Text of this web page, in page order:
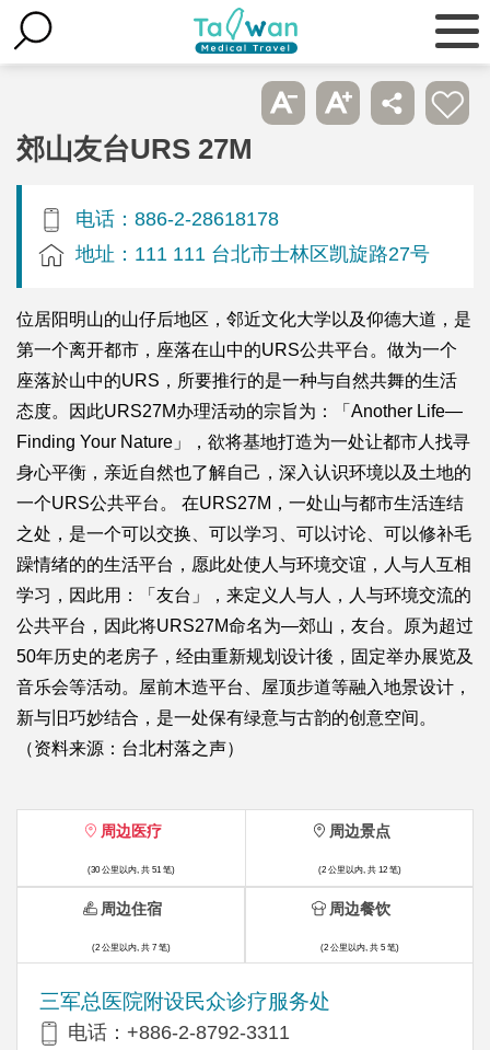
郊山友台URS 27M
电话：886-2-28618178
地址：111 111 台北市士林区凯旋路27号
位居阳明山的山仔后地区，邻近文化大学以及仰德大道，是
第一个离开都市，座落在山中的URS公共平台。做为一个
座落於山中的URS，所要推行的是一种与自然共舞的生活
态度。因此URS27M办理活动的宗旨为：「Another Life—
Finding Your Nature」，欲将基地打造为一处让都市人找寻
身心平衡，亲近自然也了解自己，深入认识环境以及土地的
一个URS公共平台。 在URS27M，一处山与都市生活连结
之处，是一个可以交换、可以学习、可以讨论、可以修补毛
躁情绪的的生活平台，愿此处使人与环境交谊，人与人互相
学习，因此用：「友台」，来定义人与人，人与环境交流的
公共平台，因此将URS27M命名为—郊山，友台。原为超过
50年历史的老房子，经由重新规划设计後，固定举办展览及
音乐会等活动。屋前木造平台、屋顶步道等融入地景设计，
新与旧巧妙结合，是一处保有绿意与古韵的创意空间。
（资料来源：台北村落之声）
周边医疗
(30 公里以内, 共 51 笔)
三军总医院附设民众诊疗服务处
电话：+886-2-8792-3311
周边景点
(2 公里以内, 共 12 笔)
周边住宿
(2 公里以内, 共 7 笔)
周边餐饮
(2 公里以内, 共 5 笔)